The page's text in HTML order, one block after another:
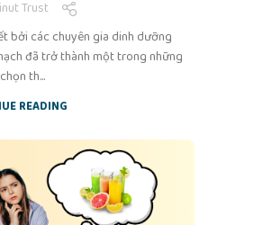
Trust
bởi các chuyên gia dinh dưỡng
đã trở thành một trong những
th...
READING